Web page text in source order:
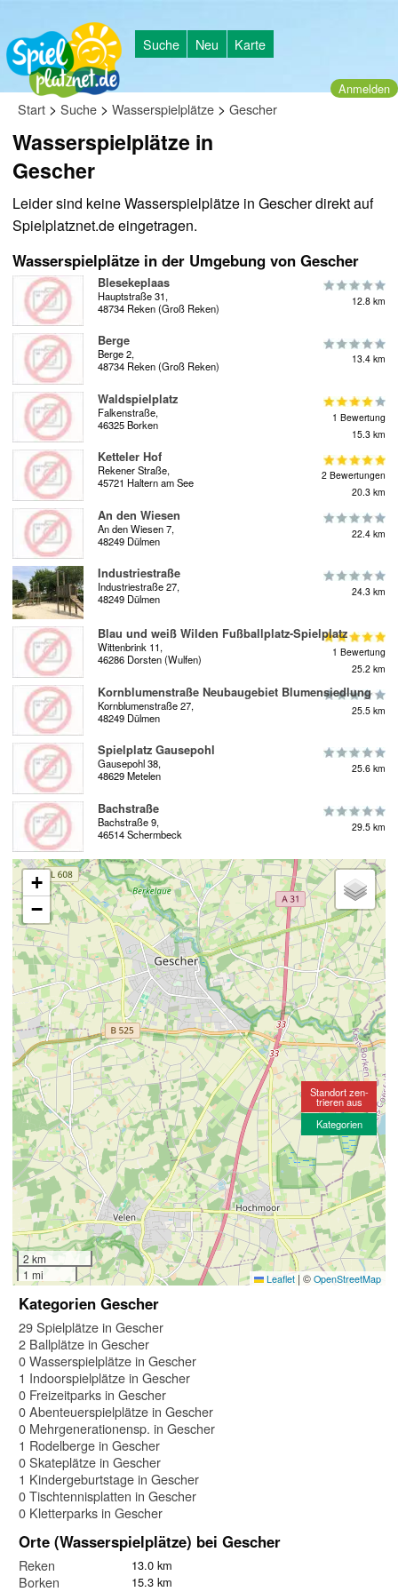
Suche Neu Karte
Anmelden
Start > Suche > Wasserspielplätze > Gescher
Wasserspielplätze in
Gescher
Leider sind keine Wasserspielplätze in Gescher direkt auf
Spielplatznet.de eingetragen.
Wasserspielplätze in der Umgebung von Gescher
Blesekeplaas
Hauptstraße 31,
48734 Reken (Groß Reken)
12.8 km
Berge
Berge 2,
48734 Reken (Groß Reken)
13.4 km
Waldspielplatz
Falkenstraße,
46325 Borken
1 Bewertung
15.3 km
Ketteler Hof
Rekener Straße,
45721 Haltern am See
2 Bewertungen
20.3 km
An den Wiesen
An den Wiesen 7,
48249 Dülmen
22.4 km
Industriestraße
Industriestraße 27,
48249 Dülmen
24.3 km
Blau und weiß Wilden Fußballplatz-Spielplatz
Wittenbrink 11,
46286 Dorsten (Wulfen)
1 Bewertung
25.2 km
Kornblumenstraße Neubaugebiet Blumensiedlung
Kornblumenstraße 27,
48249 Dülmen
25.5 km
Spielplatz Gausepohl
Gausepohl 38,
48629 Metelen
25.6 km
Bachstraße
Bachstraße 9,
46514 Schermbeck
29.5 km
+
−
2 km
1 mi
Leaflet | © OpenStreetMap
Standort zen-
trieren aus
Kategorien
Kategorien Gescher
29 Spielplätze in Gescher
2 Ballplätze in Gescher
0 Wasserspielplätze in Gescher
1 Indoorspielplätze in Gescher
0 Freizeitparks in Gescher
0 Abenteuerspielplätze in Gescher
0 Mehrgenerationensp. in Gescher
1 Rodelberge in Gescher
0 Skateplätze in Gescher
1 Kindergeburtstage in Gescher
0 Tischtennisplatten in Gescher
0 Kletterparks in Gescher
Orte (Wasserspielplätze) bei Gescher
Reken 13.0 km
Borken 15.3 km